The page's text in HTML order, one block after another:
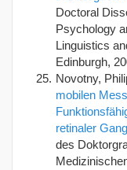
Doctoral
Psychology
Linguistics
Edinburgh,
Novotny,
mobilen
retinaler
des